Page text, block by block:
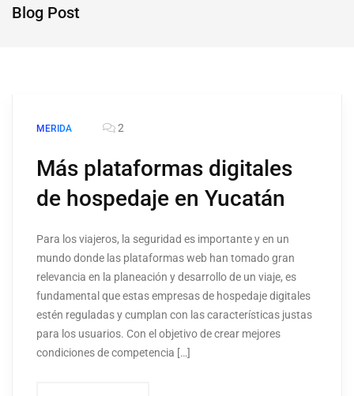
Blog Post
MERIDA 2
Más plataformas digitales
de hospedaje en Yucatán
Para los viajeros, la seguridad es importante y en un
mundo donde las plataformas web han tomado gran
relevancia en la planeación y desarrollo de un viaje, es
fundamental que estas empresas de hospedaje digitales
estén reguladas y cumplan con las características justas
para los usuarios. Con el objetivo de crear mejores
condiciones de competencia […]